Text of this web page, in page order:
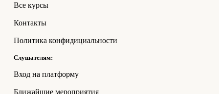
Все курсы
Контакты
Политика конфидициальности
Слушателям:
Вход на платформу
Ближайшие мероприятия